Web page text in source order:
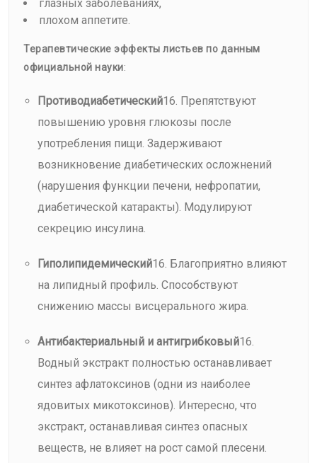
глазных заболеваниях,
плохом аппетите.
Терапевтические эффекты листьев по данным
официальной науки:
Противодиабетический16. Препятствуют
повышению уровня глюкозы после
употребления пищи. Задерживают
возникновение диабетических осложнений
(нарушения функции печени, нефропатии,
диабетической катаракты). Модулируют
секрецию инсулина.
Гиполипидемический16. Благоприятно влияют
на липидный профиль. Способствуют
снижению массы висцерального жира.
Антибактериальный и антигрибковый16.
Водный экстракт полностью останавливает
синтез афлатоксинов (одни из наиболее
ядовитых микотоксинов). Интересно, что
экстракт, останавливая синтез опасных
веществ, не влияет на рост самой плесени.